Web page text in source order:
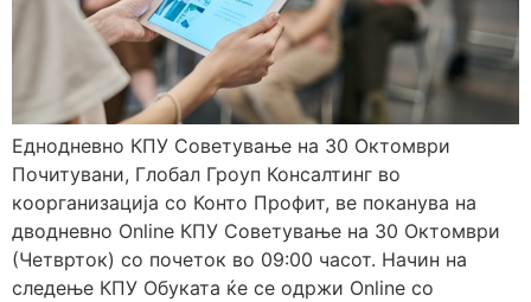
Еднодневно КПУ Советување на 30 Октомври
Почитувани, Глобал Гроуп Консалтинг во
коорганизација со Конто Профит, ве поканува на
дводневно Online КПУ Советување на 30 Октомври
(Четврток) со почеток во 09:00 часот. Начин на
следење КПУ Обуката ќе се одржи Online со